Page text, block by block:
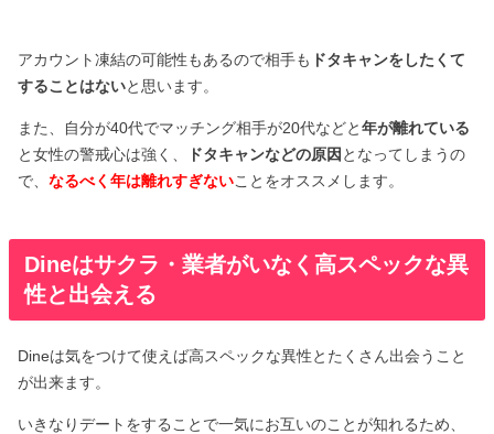
アカウント凍結の可能性もあるので相手も ドタキャンをしたくて
することはないと思います。
また、自分が40代でマッチング相手が20代などと年が離れている
と女性の警戒心は強く、
ドタキャンなどの原因 となってしまうの
で、なるべく年は離れすぎないことをオススメします。
Dineはサクラ・業者がいなく高スペックな異
性と出会える
Dineは気をつけて使えば高スペックな異性とたくさん出会うこと
が出来ます。
いきなりデートをすることで一気にお互いのことが知れるため、